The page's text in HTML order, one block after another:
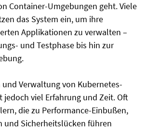
Container-Umgebungen geht. Viele
das System ein, um ihre
Applikationen zu verwalten –
und Testphase bis hin zur
Verwaltung von Kubernetes-
jedoch viel Erfahrung und Zeit. Oft
die zu Performance-Einbußen,
und Sicherheitslücken führen